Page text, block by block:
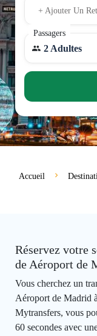
+ Ajouter Un
Passagers
2 Adultes
Accueil
Réservez votre
de Aéroport de
Vous cherchez un
Aéroport de Madrid
Mytransfers, vous
60 secondes avec